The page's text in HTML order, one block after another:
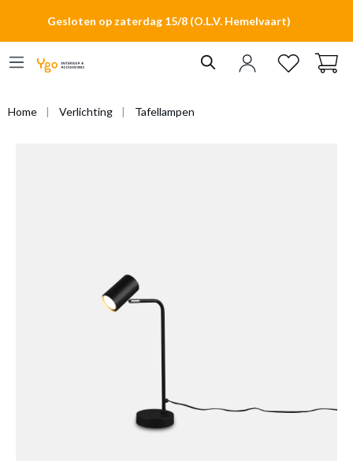
Gesloten op zaterdag 15/8 (O.L.V. Hemelvaart)
Home Verlichting Tafellampen